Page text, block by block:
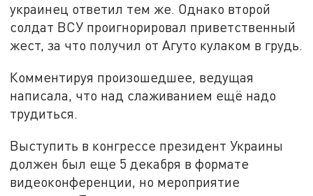
украинец ответил тем же. Однако второй
солдат ВСУ проигнорировал приветственный
жест, за что получил от Агуто кулаком в грудь.
Комментируя произошедшее, ведущая
написала, что над слаживанием ещё надо
трудиться.
Выступить в конгрессе президент Украины
должен был еще 5 декабря в формате
видеоконференции, но мероприятие